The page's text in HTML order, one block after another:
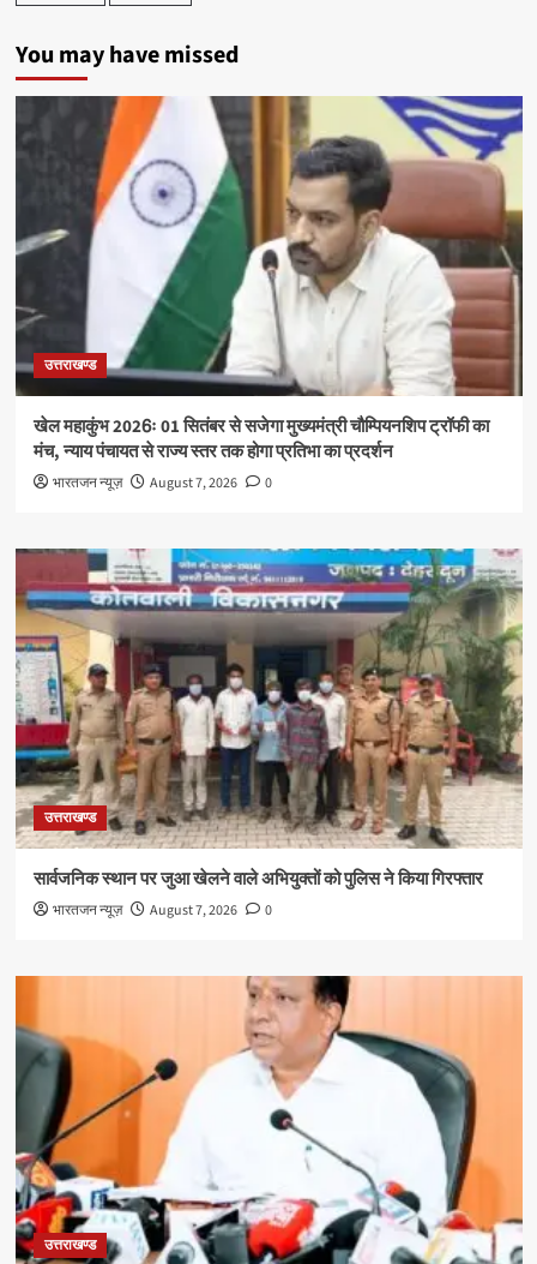
You may have missed
उत्तराखण्ड
खेल महाकुंभ 2026ः 01 सितंबर से सजेगा मुख्यमंत्री चौम्पियनशिप ट्रॉफी का
मंच, न्याय पंचायत से राज्य स्तर तक होगा प्रतिभा का प्रदर्शन
भारतजन न्यूज़ August 7, 2026 0
उत्तराखण्ड
सार्वजनिक स्थान पर जुआ खेलने वाले अभियुक्तों को पुलिस ने किया गिरफ्तार
भारतजन न्यूज़ August 7, 2026 0
उत्तराखण्ड